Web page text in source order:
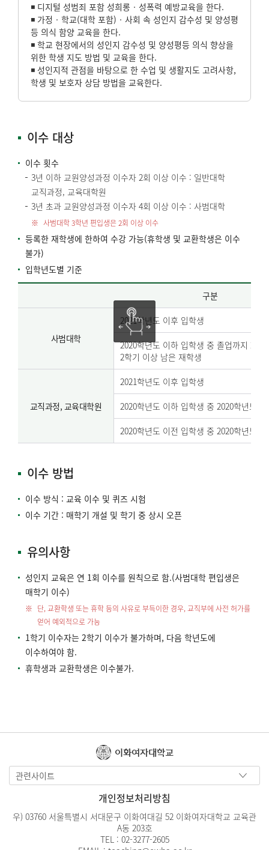
◾ 디지털 성범죄 포함 성희롱‧성폭력 예방교육을 한다.
◾ 가정‧학교(대학 포함)‧사회 속 성인지 감수성 및 양성평
등 의식 함양 교육을 한다.
◾ 학교 현장에서의 성인지 감수성 및 양성평등 의식 향상을
위한 학생 지도 방법 및 교육을 한다.
◾ 성인지적 관점을 바탕으로 한 수업 및 생활지도 고려사항,
학생 및 보호자 상담 방법을 교육한다.
이수 대상
이수 횟수
3년 이하 교원양성과정 이수자 2회 이상 이수 : 일반대학
교직과정, 교육대학원
3년 초과 교원양성과정 이수자 4회 이상 이수 : 사범대학
사범대학 3학년 편입생은 2회 이상 이수
등록한 재학생에 한하여 수강 가능(휴학생 및 교환학생은 이수
불가)
입학년도별 기준
구분
사범대학
2021학년도 이후 입학생
2020학년도 이하 입학생 중 졸업까지
2학기 이상 남은 재학생
교직과정, 교육대학원
2021학년도 이후 입학생
2020학년도 이하 입학생 중 2020학년도 2
2020학년도 이전 입학생 중 2020학년도 2
이수 방법
이수 방식 : 교육 이수 및 퀴즈 시험
이수 기간 : 매학기 개설 및 학기 중 상시 오픈
유의사항
성인지 교육은 연 1회 이수를 원칙으로 함.(사범대학 편입생은
매학기 이수)
단, 교환학생 또는 휴학 등의 사유로 부득이한 경우, 교직부에 사전 허가를
얻어 예외적으로 가능
1학기 이수자는 2학기 이수가 불가하며, 다음 학년도에
이수하여야 함.
휴학생과 교환학생은 이수불가.
이화여자대학교
관련사이트
개인정보처리방침
우) 03760 서울특별시 서대문구 이화여대길 52 이화여자대학교 교육관
A동 203호
TEL : 02-3277-2605